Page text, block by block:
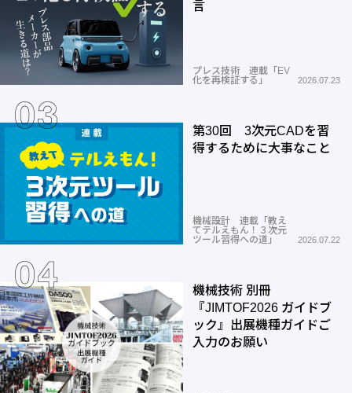
言
プレス技術 連載「EV
化を再検証する」
2026.07.23
第30回 3次元CADを習
得するために大事なこと
機械設計 連載「教え
てテルえもん！３次元
ツール習得への道」
2026.07.22
機械技術 別冊
『JIMTOF2026 ガイドブ
ック』出展機種ガイドご
入力のお願い